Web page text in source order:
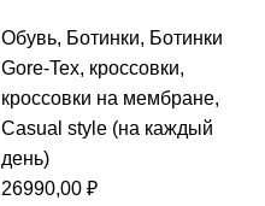
Обувь, Ботинки, Ботинки
Gore-Tex, кроссовки,
кроссовки на мембране,
Casual style (на каждый
день)
26990,00 ₽